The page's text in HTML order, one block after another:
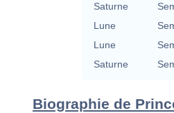
Saturne
Lune
Lune
Saturne
Biographie de